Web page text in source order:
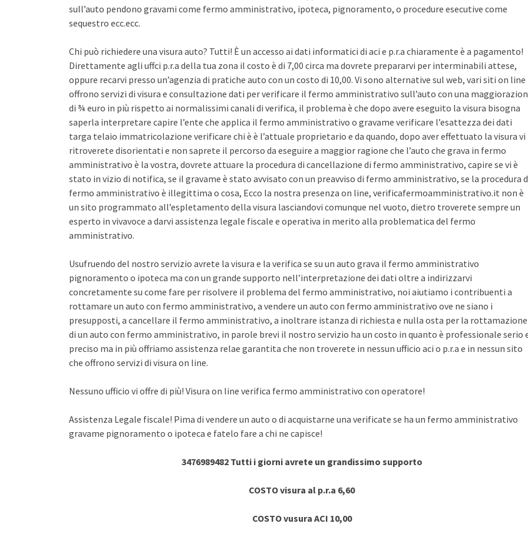
sull’auto pendono gravami come fermo amministrativo, ipoteca, pignoramento, o procedure esecutive come
sequestro ecc.ecc.
Chi può richiedere una visura auto? Tutti! È un accesso ai dati informatici di aci e p.r.a chiaramente è a pagamento!
Direttamente agli uffci p.r.a della tua zona il costo è di 7,00 circa ma dovrete prepararvi per interminabili attese,
oppure recarvi presso un’agenzia di pratiche auto con un costo di 10,00. Vi sono alternative sul web, vari siti on line
offrono servizi di visura e consultazione dati per verificare il fermo amministrativo sull’auto con una
di ¾ euro in più rispetto ai normalissimi canali di verifica, il problema è che dopo avere eseguito la visura bisogna
saperla interpretare capire l’ente che applica il fermo amministrativo o gravame verificare l’esattezza dei dati
targa telaio immatricolazione verificare chi è è l’attuale proprietario e da quando, dopo aver effettuato la visura vi
ritroverete disorientati e non saprete il percorso da eseguire a maggior ragione che l’auto che grava in fermo
amministrativo è la vostra, dovrete attuare la procedura di cancellazione di fermo amministrativo, capire se vi è
stato in vizio di notifica, se il gravame è stato avvisato con un preavviso di fermo amministrativo, se la procedura
fermo amministrativo è illegittima o cosa, Ecco la nostra presenza on line, verificafermoamministrativo.it non è
un sito programmato all’espletamento della visura lasciandovi comunque nel vuoto, dietro troverete sempre un
esperto in vivavoce a darvi assistenza legale fiscale e operativa in merito alla problematica del fermo
amministrativo.
Usufruendo del nostro servizio avrete la visura e la verifica se su un auto grava il fermo amministrativo
pignoramento o ipoteca ma con un grande supporto nell’interpretazione dei dati oltre a indirizzarvi
concretamente su come fare per risolvere il problema del fermo amministrativo, noi aiutiamo i contribuenti a
rottamare un auto con fermo amministrativo, a vendere un auto con fermo amministrativo ove ne siano i
presupposti, a cancellare il fermo amministrativo, a inoltrare istanza di richiesta e nulla osta per la rottamazione
di un auto con fermo amministrativo, in parole brevi il nostro servizio ha un costo in quanto è professionale serio
preciso ma in più offriamo assistenza relae garantita che non troverete in nessun ufficio aci o p.r.a e in nessun sito
che offrono servizi di visura on line.
Nessuno ufficio vi offre di più! Visura on line verifica fermo amministrativo con operatore!
Assistenza Legale fiscale! Pima di vendere un auto o di acquistarne una verificate se ha un fermo amministrativo
gravame pignoramento o ipoteca e fatelo fare a chi ne capisce!
3476989482 Tutti i giorni avrete un grandissimo supporto
COSTO visura al p.r.a 6,60
COSTO vusura ACI 10,00